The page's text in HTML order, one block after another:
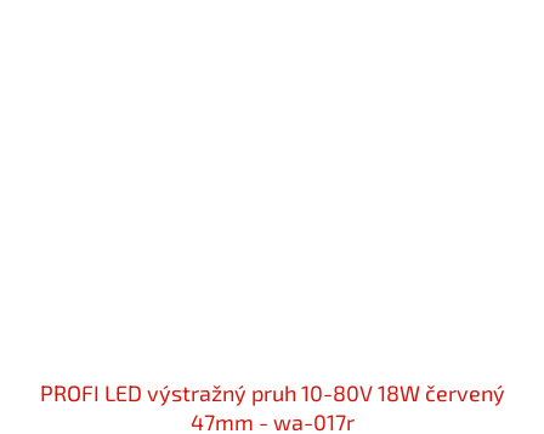
PROFI LED výstražný pruh 10-80V 18W červený
47mm - wa-017r